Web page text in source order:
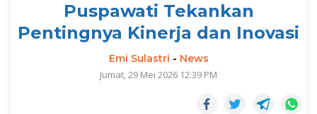
Puspawati Tekankan
Pentingnya Kinerja dan Inovasi
Emi Sulastri - News
Jumat, 29 Mei 2026 12:39 PM